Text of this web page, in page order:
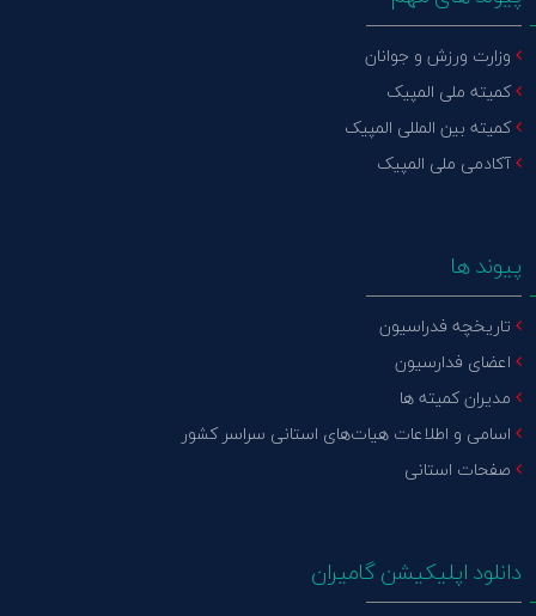
وزارت ورزش و جوانان
کمیته ملی المپیک
کمیته بین المللی المپیک
آکادمی ملی المپیک
پیوند ها
تاریخچه فدراسیون
اعضای فدارسیون
مدیران کمیته ها
اسامی و اطلاعات هیات‌های استانی سراسر کشور
صفحات استانی
دانلود اپلیکیشن گامیران